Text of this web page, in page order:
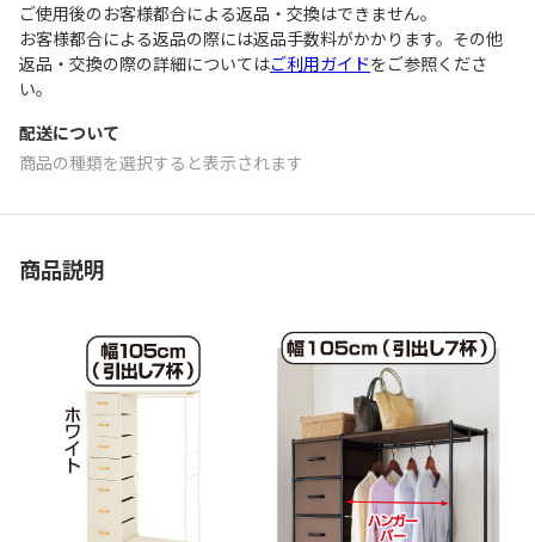
ご使用後のお客様都合による返品・交換はできません｡
お客様都合による返品の際には返品手数料がかかります。その他
返品・交換の際の詳細についてはご利用ガイドをご参照くださ
い。
配送について
商品の種類を選択すると表示されます
商品説明